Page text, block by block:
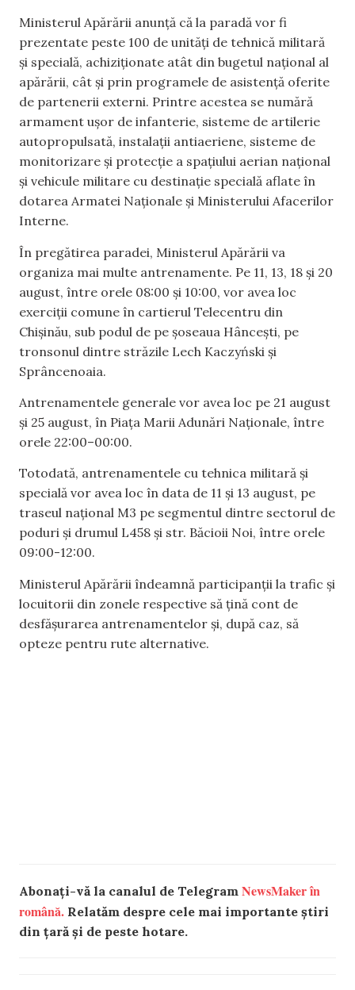
Ministerul Apărării anunță că la paradă vor fi
prezentate peste 100 de unități de tehnică militară
și specială, achiziționate atât din bugetul național al
apărării, cât și prin programele de asistență oferite
de partenerii externi. Printre acestea se numără
armament ușor de infanterie, sisteme de artilerie
autopropulsată, instalații antiaeriene, sisteme de
monitorizare și protecție a spațiului aerian național
și vehicule militare cu destinație specială aflate în
dotarea Armatei Naționale și Ministerului Afacerilor
Interne.
În pregătirea paradei, Ministerul Apărării va
organiza mai multe antrenamente. Pe 11, 13, 18 și 20
august, între orele 08:00 și 10:00, vor avea loc
exerciții comune în cartierul Telecentru din
Chișinău, sub podul de pe șoseaua Hâncești, pe
tronsonul dintre străzile Lech Kaczyński și
Sprâncenoaia.
Antrenamentele generale vor avea loc pe 21 august
și 25 august, în Piața Marii Adunări Naționale, între
orele 22:00–00:00.
Totodată, antrenamentele cu tehnica militară și
specială vor avea loc în data de 11 și 13 august, pe
traseul național M3 pe segmentul dintre sectorul de
poduri și drumul L458 și str. Băcioii Noi, între orele
09:00-12:00.
Ministerul Apărării îndeamnă participanții la trafic și
locuitorii din zonele respective să țină cont de
desfășurarea antrenamentelor și, după caz, să
opteze pentru rute alternative.
Abonați-vă la canalul de Telegram NewsMaker în
română. Relatăm despre cele mai importante știri
din țară și de peste hotare.